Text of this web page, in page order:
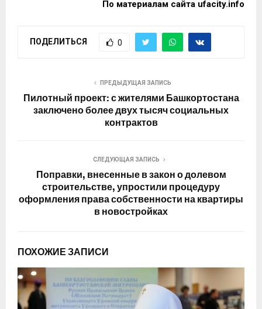
По материалам сайта ufacity.info
ПОДЕЛИТЬСЯ 0
ПРЕДЫДУЩАЯ ЗАПИСЬ
Пилотный проект: с жителями Башкортостана
заключено более двух тысяч социальных
контрактов
СЛЕДУЮЩАЯ ЗАПИСЬ
Поправки, внесенные в закон о долевом
строительстве, упростили процедуру
оформления права собственности на квартиры
в новостройках
ПОХОЖИЕ ЗАПИСИ